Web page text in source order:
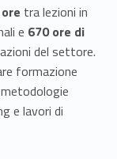
tra lezioni in
e 670 ore di
del settore.
formazione
e lavori di